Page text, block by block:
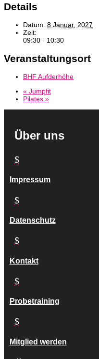
Details
Datum: 8 Januar, 2027
Zeit:
09:30 - 10:30
Veranstaltungsort
BHF Aufderhöhe
« Jumpfit
Pilates »
Über uns
$
Impressum
$
Datenschutz
$
Kontakt
$
Probetraining
$
Mitglied werden